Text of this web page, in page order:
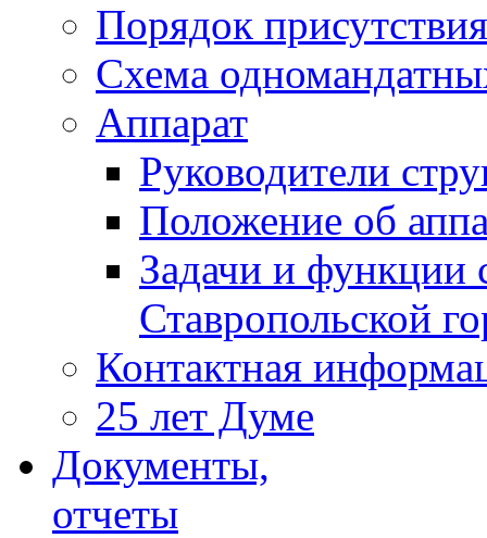
Порядок
Схема
Аппарат
Руководители
Положение об
Задачи и функции
Ставропольской
Контактная
25 лет Думе
Документы,
отчеты